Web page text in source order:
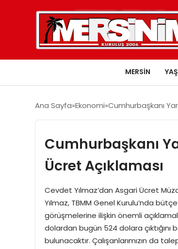
MERSIN
Ana Sayfa Ekonomi Cumhurbaşkanı
Cumhurbaşkanı
Ücret Açıklaması
Cevdet Yılmaz’dan Asgari Ücret
Yılmaz, TBMM Genel Kurulu’nda
görüşmelerine ilişkin önemli
dolardan bugün 524 dolara
bulunacaktır. Çalışanlarımızın da